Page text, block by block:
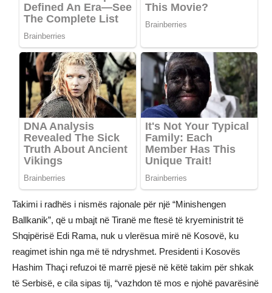
Takimi i radhës i nismës rajonale për një “Minishengen
Ballkanik”, që u mbajt në Tiranë me ftesë të kryeministrit të
Shqipërisë Edi Rama, nuk u vlerësua mirë në Kosovë, ku
reagimet ishin nga më të ndryshmet. Presidenti i Kosovës
Hashim Thaçi refuzoi të marrë pjesë në këtë takim për shkak
të Serbisë, e cila sipas tij, “vazhdon të mos e njohë pavarësinë